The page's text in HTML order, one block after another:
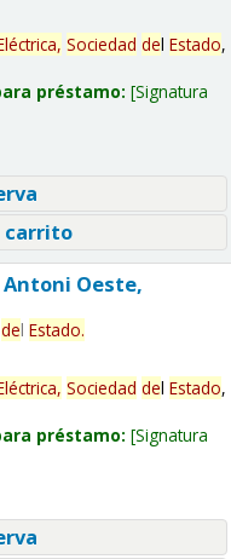
Sociedad del Estado,
préstamo: Signatura
carrito
Oeste,
del Estado.
Sociedad del Estado,
préstamo: Signatura